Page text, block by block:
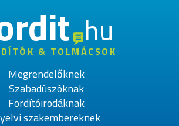
hu
& TOLMÁCSOK
Megrendelőknek
Szabadúszóknak
Fordítóirodáknak
szakembereknek